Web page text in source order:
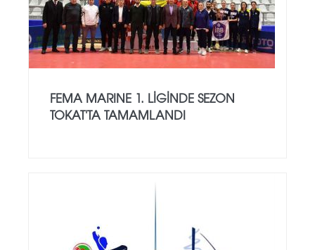
FEMA MARINE 1. LIGINDE SEZON
TOKAT'TA TAMAMLANDI